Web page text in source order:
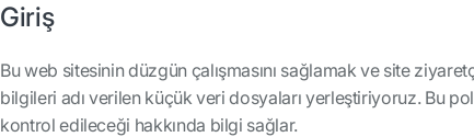
Giriş
Bu web sitesinin düzgün çalışmasını sağlamak ve site
bilgileri adı verilen küçük veri dosyaları yerleştiriyoruz. Bu
kontrol edileceği hakkında bilgi sağlar.